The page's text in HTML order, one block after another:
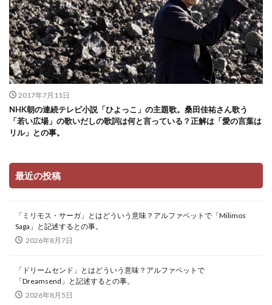
2017年7月11日
NHK朝の連続テレビ小説「ひよっこ」の主題歌。桑田佳祐さん歌う
「若い広場」の歌いだしの歌詞は何と言っている？正解は「愛の言葉は
リル」との事。
最近の投稿
「ミリモス・サーガ」とはどういう意味？アルファベットで「Milimos
Saga」と記述するとの事。
2026年8月7日
「ドリームセンド」とはどういう意味？アルファベットで
「Dreamsend」と記述するとの事。
2026年8月5日